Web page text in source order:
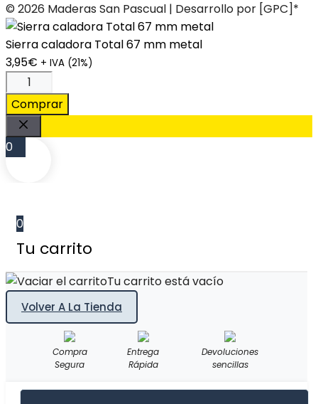
© 2026 Maderas San Pascual | Desarrollo por [GPC]*
Sierra caladora Total 67 mm metal
3,95€ + IVA (21%)
Sierra
caladora
Total
67
mm
Comprar
0
0
Tu carrito
Tu carrito está vacío
Volver A La Tienda
Compra
Segura
Entrega
Rápida
Devoluciones
sencillas